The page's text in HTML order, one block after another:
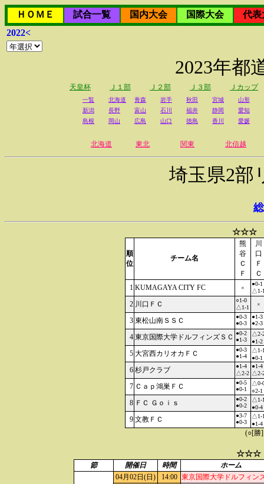
ＨＯＭＥ 試合一覧 国内大会 国際大会
代表
2022<
2023年都
天皇杯 Ｊ１部 Ｊ２部 Ｊ３部 Ｊカップ
一覧 北海道 青森 岩手 秋田 宮城
山形
新潟
長野 富山 石川 福井 静岡
愛知
島根
岡山 広島 山口 徳島 香川 愛媛
北海道 東北 関東 北信越
埼玉県2部
☆☆☆
順
位
チーム名
熊
谷
Ｃ
Ｆ
川
口
Ｆ
Ｃ
1 KUMAGAYA CITY FC ×
●0-1
△1-
2 川口ＦＣ
○1-0
△1-1
×
3 東松山南ＳＳＣ
●0-3
●0-3
●1-3
●2-3
4 東京国際大学ドルフィンズＳＣ
●0-2
●1-3
△2-
●1-2
5 大宮西カリオカＦＣ
●0-3
●1-4
△1-
●0-1
6 杉戸クラブ
●1-4
△2-2
●1-4
△2-
7 Ｃａｐ鴻巣ＦＣ
●0-5
●0-1
△0-
○2-1
8 ＦＣ Ｇｏｉｓ
●0-2
●0-2
△1-
●0-4
9 文教ＦＣ
●3-7
●0-3
△1-
●1-4
(○[勝
☆☆☆
節 開催日 時間 ホーム
04月02日(日) 14:00 東京国際大学ドルフィン